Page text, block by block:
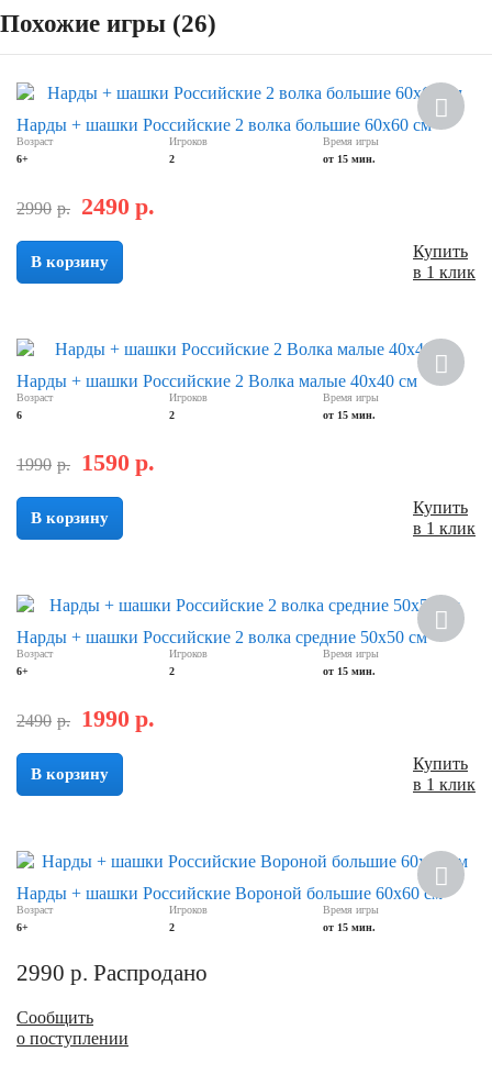
Похожие игры (26)
Нарды + шашки Российские 2 волка большие 60х60 см
Возраст
6+
Игроков
2
Время игры
от 15 мин.
2990 р. 2490 р.
В корзину
Купить
в 1 клик
Нарды + шашки Российские 2 Волка малые 40х40 см
Возраст
6
Игроков
2
Время игры
от 15 мин.
1990 р. 1590 р.
В корзину
Купить
в 1 клик
Скидка
Нарды + шашки Российские 2 волка средние 50х50 см
Возраст
6+
Игроков
2
Время игры
от 15 мин.
2490 р. 1990 р.
В корзину
Купить
в 1 клик
Нарды + шашки Российские Вороной большие 60х60 см
Возраст
6+
Игроков
2
Время игры
от 15 мин.
2990 р. Распродано
Сообщить
о поступлении